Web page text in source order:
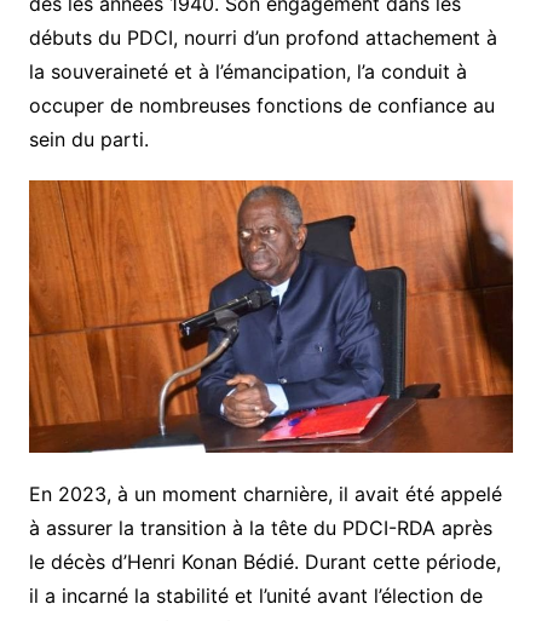
débuts du PDCI, nourri d’un profond attachement à
la souveraineté et à l’émancipation, l’a conduit à
occuper de nombreuses fonctions de confiance au
sein du parti.
En 2023, à un moment charnière, il avait été appelé
à assurer la transition à la tête du PDCI-RDA après
le décès d’Henri Konan Bédié. Durant cette période,
il a incarné la stabilité et l’unité avant l’élection de